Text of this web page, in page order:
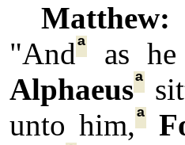
Matthew:
"Andª as he
Alphaeusª
unto him,ª